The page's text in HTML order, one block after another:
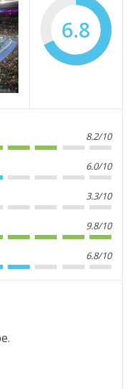
6.8
8.2/10
6.0/10
3.3/10
9.8/10
6.8/10